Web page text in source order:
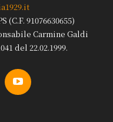
(C.F. 91076630655)
Carmine Galdi
del 22.02.1999.